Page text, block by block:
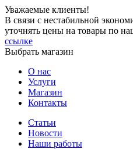
Уважаемые клиенты!
В связи с нестабильной
уточнять цены на товары по
ссылке
Выбрать магазин
О нас
Услуги
Магазин
Контакты
Статьи
Новости
Наши работы